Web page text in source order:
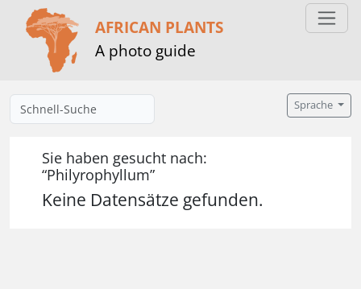
AFRICAN PLANTS
A photo guide
Sprache
Sie haben gesucht nach:
“Philyrophyllum”
Keine Datensätze gefunden.